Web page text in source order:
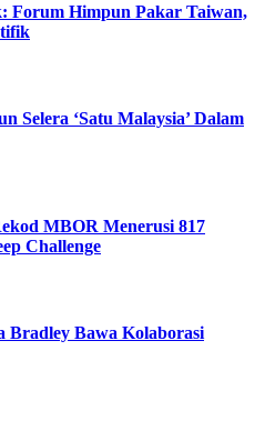
Forum Himpun Pakar Taiwan,
Selera ‘Satu Malaysia’ Dalam
MBOR Menerusi 817
Challenge
Bradley Bawa Kolaborasi